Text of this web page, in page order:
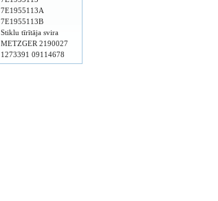
7E1955113A
7E1955113B
Stiklu tīrītāja svira
METZGER 2190027
1273391 09114678